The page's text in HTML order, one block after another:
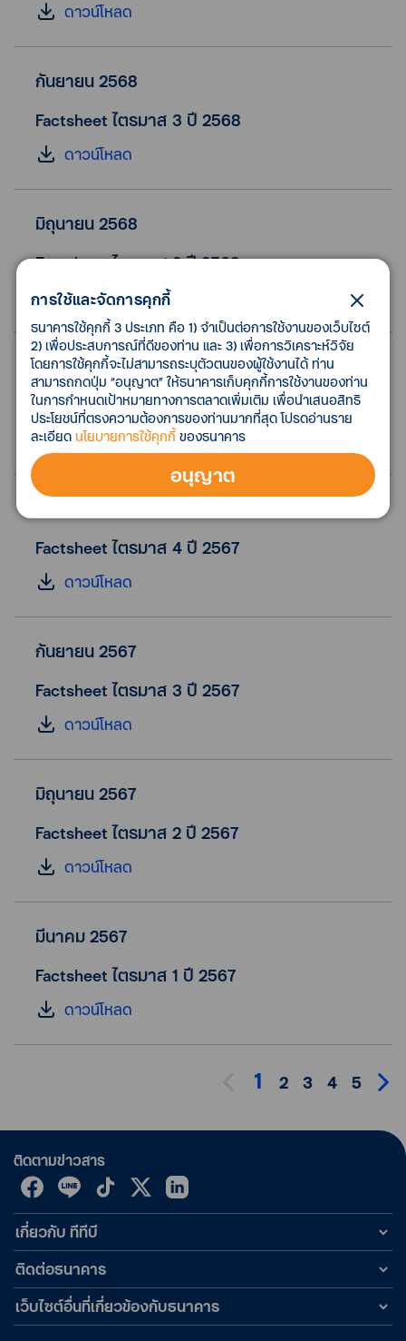
ดาวน์โหลด
กันยายน 2568
Factsheet ไตรมาส 3 ปี 2568
ดาวน์โหลด
มิถุนายน 2568
Factsheet ไตรมาส 2 ปี 2568
ดาวน์โหลด
มีนาคม 2568
Factsheet ไตรมาส 1 ปี 2568
ดาวน์โหลด
Factsheet ไตรมาส 4 ปี 2567
ดาวน์โหลด
กันยายน 2567
Factsheet ไตรมาส 3 ปี 2567
ดาวน์โหลด
มิถุนายน 2567
Factsheet ไตรมาส 2 ปี 2567
ดาวน์โหลด
มีนาคม 2567
Factsheet ไตรมาส 1 ปี 2567
ดาวน์โหลด
1 2 3 4 5
การใช้และจัดการคุกกี้
ธนาคารใช้คุกกี้ 3 ประเภท คือ 1) จำเป็นต่อการใช้งานของเว็บไซต์
2) เพื่อประสบการณ์ที่ดีของท่าน และ 3) เพื่อการวิเคราะห์วิจัย
โดยการใช้คุกกี้จะไม่สามารถระบุตัวตนของผู้ใช้งานได้ ท่าน
สามารถกดปุ่ม “อนุญาต” ให้ธนาคารเก็บคุกกี้การใช้งานของท่าน
ในการกำหนดเป้าหมายทางการตลาดเพิ่มเติม เพื่อนำเสนอสิทธิ
ประโยชน์ที่ตรงความต้องการของท่านมากที่สุด โปรดอ่านราย
ละเอียด นโยบายการใช้คุกกี้ ของธนาคาร
อนุญาต
ติดตามข่าวสาร
เกี่ยวกับ ทีทีบี
ติดต่อธนาคาร
เว็บไซต์อื่นที่เกี่ยวข้องกับธนาคาร